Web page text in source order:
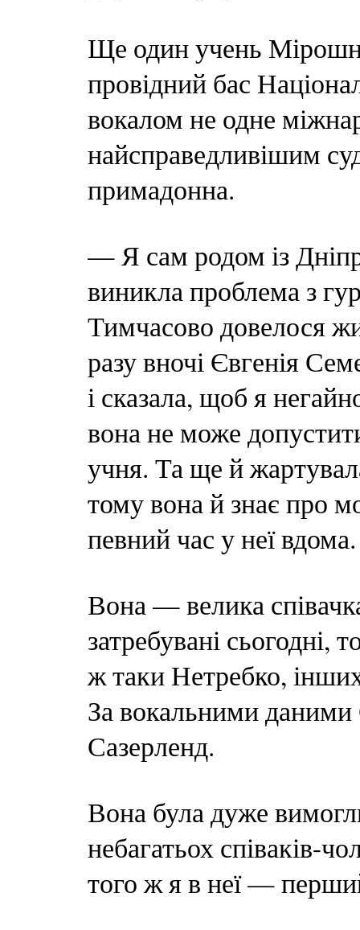
Ще один учень
провідний бас
вокалом не одне
найсправедливішим
примадонна.
— Я сам родом із
виникла проблема з
Тимчасово довелося
разу вночі Євгенія
і сказала, щоб я
вона не може
учня. Та ще й
тому вона й знає про
певний час у неї вдома.
Вона — велика
затребувані сьогодні,
ж таки Нетребко,
За вокальними даними
Сазерленд.
Вона була дуже
небагатьох співаків-
того ж я в неї —